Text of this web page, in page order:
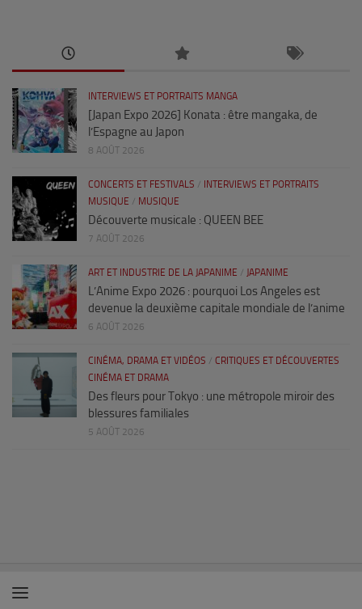
INTERVIEWS ET PORTRAITS MANGA
[Japan Expo 2026] Konata : être mangaka, de
l’Espagne au Japon
8 AOÛT 2026
CONCERTS ET FESTIVALS /
INTERVIEWS ET PORTRAITS
MUSIQUE / MUSIQUE
Découverte musicale : QUEEN BEE
7 AOÛT 2026
ART ET INDUSTRIE DE LA JAPANIME / JAPANIME
L’Anime Expo 2026 : pourquoi Los Angeles est
devenue la deuxième capitale mondiale de l’anime
6 AOÛT 2026
CINÉMA, DRAMA ET VIDÉOS / CRITIQUES ET DÉCOUVERTES
CINÉMA ET DRAMA
Des fleurs pour Tokyo : une métropole miroir des
blessures familiales
5 AOÛT 2026